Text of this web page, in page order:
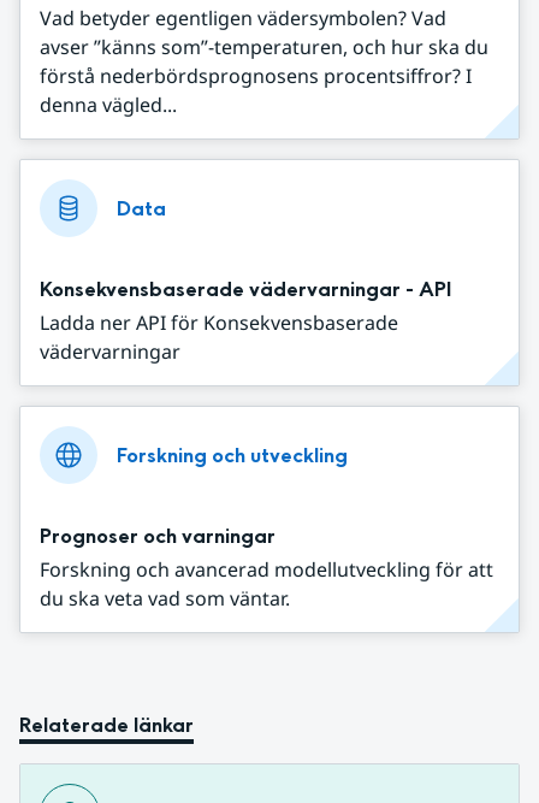
Vad betyder egentligen vädersymbolen? Vad
avser ”känns som”-temperaturen, och hur ska du
förstå nederbördsprognosens procentsiffror? I
denna vägled...
Data
Konsekvensbaserade vädervarningar - API
Ladda ner API för Konsekvensbaserade
vädervarningar
Forskning och utveckling
Prognoser och varningar
Forskning och avancerad modellutveckling för att
du ska veta vad som väntar.
Relaterade länkar